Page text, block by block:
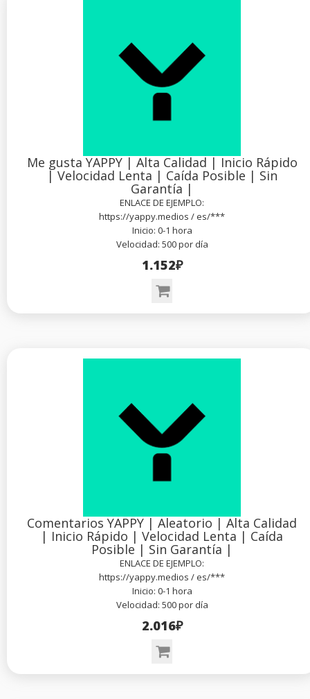
Me gusta YAPPY | Alta Calidad | Inicio Rápido
| Velocidad Lenta | Caída Posible | Sin
Garantía |
ENLACE DE EJEMPLO:
https://yappy.medios / es/***
Inicio: 0-1 hora
Velocidad: 500 por día
1.152₽
Comentarios YAPPY | Aleatorio | Alta Calidad
| Inicio Rápido | Velocidad Lenta | Caída
Posible | Sin Garantía |
ENLACE DE EJEMPLO:
https://yappy.medios / es/***
Inicio: 0-1 hora
Velocidad: 500 por día
2.016₽